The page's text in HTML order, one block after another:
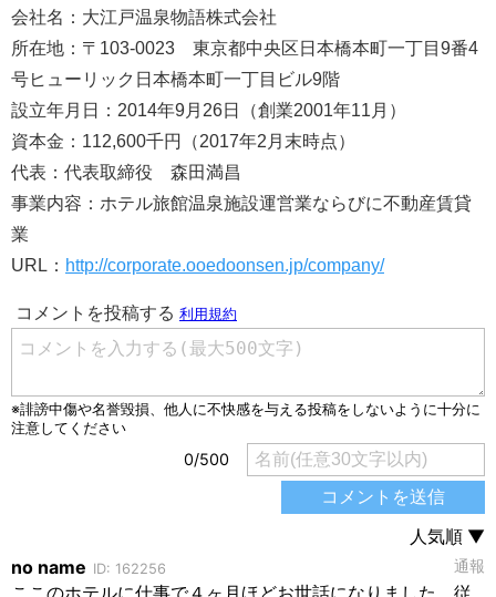
会社名：大江戸温泉物語株式会社
所在地：〒103-0023 東京都中央区日本橋本町一丁目9番4
号ヒューリック日本橋本町一丁目ビル9階
設立年月日：2014年9月26日（創業2001年11月）
資本金：112,600千円（2017年2月末時点）
代表：代表取締役 森田満昌
事業内容：ホテル旅館温泉施設運営業ならびに不動産賃貸
業
URL： http://corporate.ooedoonsen.jp/company/